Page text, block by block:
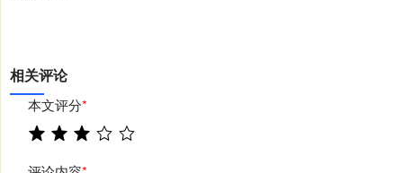
相关评论
本文评分*